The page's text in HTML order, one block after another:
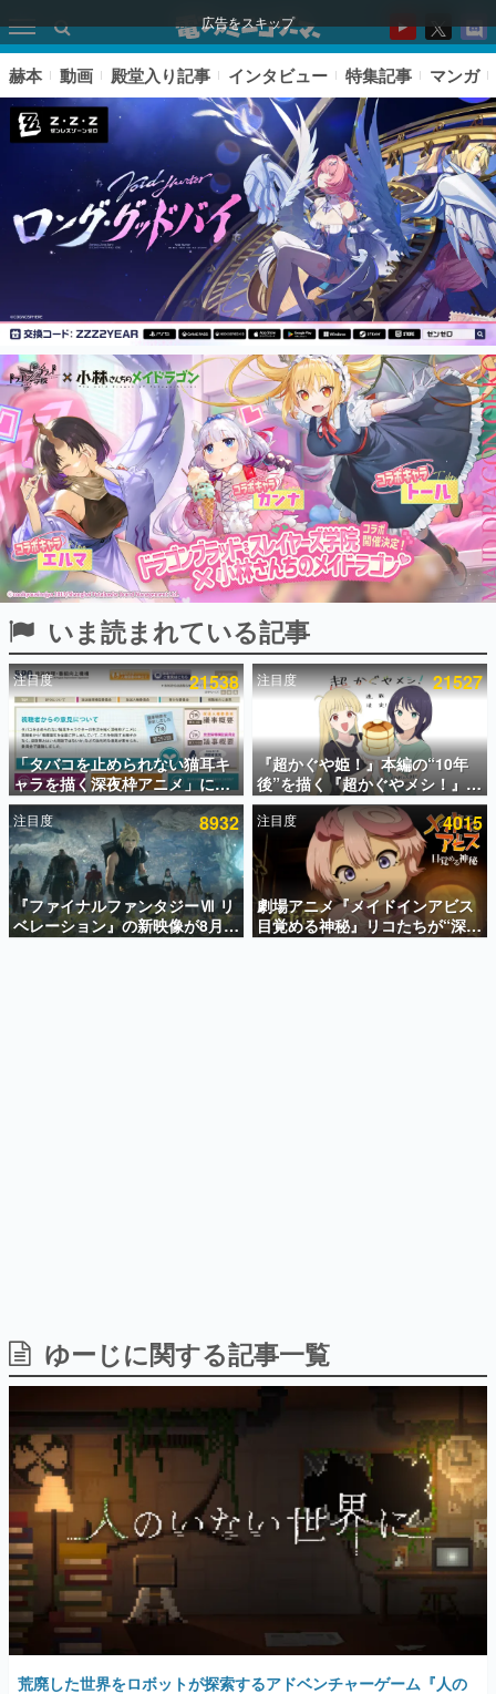
広告をスキップ
ピックアップ
電ファミのいま読まれている記事ランキング
アプリセール情報
インタビュー
連載・特集一覧
殿堂入り記事
SNS拡散数が数千以上！ ページビュー数万以上！ などな
ど。多くの人々に読まれた、電ファミ渾身の“殿堂入り”記
事をまとめました。
ゲームの企画書
名作ゲームクリエイターの方々に製作時のエピソードをお
聞きし、ヒットする企画（ゲーム）とは何か？を探ってい
きます。
赫本
この物語を解いてはいけない。『赫本』は、〈試験問題〉
の形をした短編ホラー小説集です。
新世代に訊く
これからのデジタルゲーム市場を担う若きクリエイター達
の姿を追い、彼らのルーツと情熱を探っていきます。
「経験値」「裏技」「ラスボス」… ゲームにまつわる言葉
の起源や用法の変遷を、コンピューター文化史研究家・タ
イニーP氏が徹底調査。
カテゴリ
特集記事
女性向け
アプリレビュー
その他
赫本 動画 殿堂入り記事 インタビュー 特集記事 マンガ
いま読まれている記事
注目度 21538
「タバコを止められない猫耳キ
ャラを描く深夜枠アニメ」に視
聴者の一部から批判意見。違法
薬物の使用と思しき描写も含め
て、BPOが議論を交わす
注目度 21527
『超かぐや姫！』本編の“10年
後”を描く『超かぐやメシ！』
Web連載決定。新たなWebマン
ガレーベル「ビビビコミック」
にて特別話が掲載スタート、あ
のお話には…まだ続きがある！
注目度 8932
『ファイナルファンタジーⅦ リ
ベレーション』の新映像が8月
26日早朝に公開へ。『FF7』リ
注目度 4015
劇場アニメ『メイドインアビス
目覚める神秘』リコたちが“深界
七層”へ進む予告映像が公開。新
荒廃した世界をロボットが探索するアドベンチャーゲーム『人の
いない世界に』のSteamストアページが公開。2026年上半期にリ
リースされる予定。疫病により人間の気配を感じられなくなった
世界が舞台